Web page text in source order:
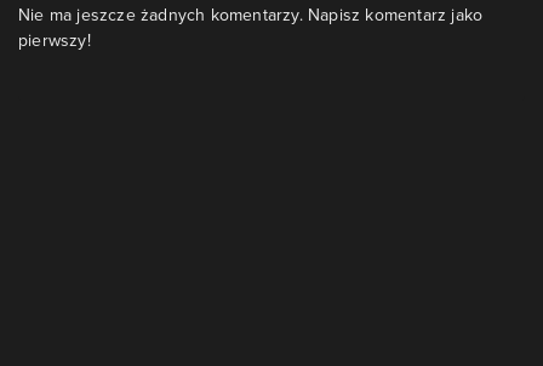
Nie ma jeszcze żadnych komentarzy. Napisz komentarz jako
pierwszy!